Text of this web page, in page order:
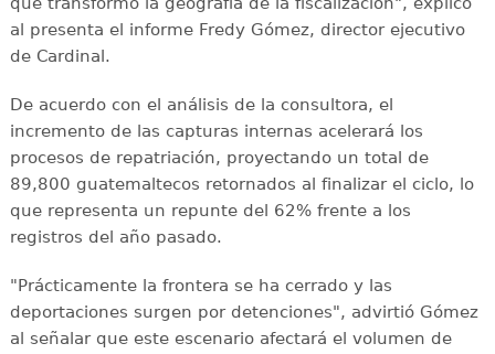
al presenta el informe Fredy Gómez, director ejecutivo
de Cardinal.
De acuerdo con el análisis de la consultora, el
incremento de las capturas internas acelerará los
procesos de repatriación, proyectando un total de
89,800 guatemaltecos retornados al finalizar el ciclo, lo
que representa un repunte del 62% frente a los
registros del año pasado.
"Prácticamente la frontera se ha cerrado y las
deportaciones surgen por detenciones", advirtió Gómez
al señalar que este escenario afectará el volumen de